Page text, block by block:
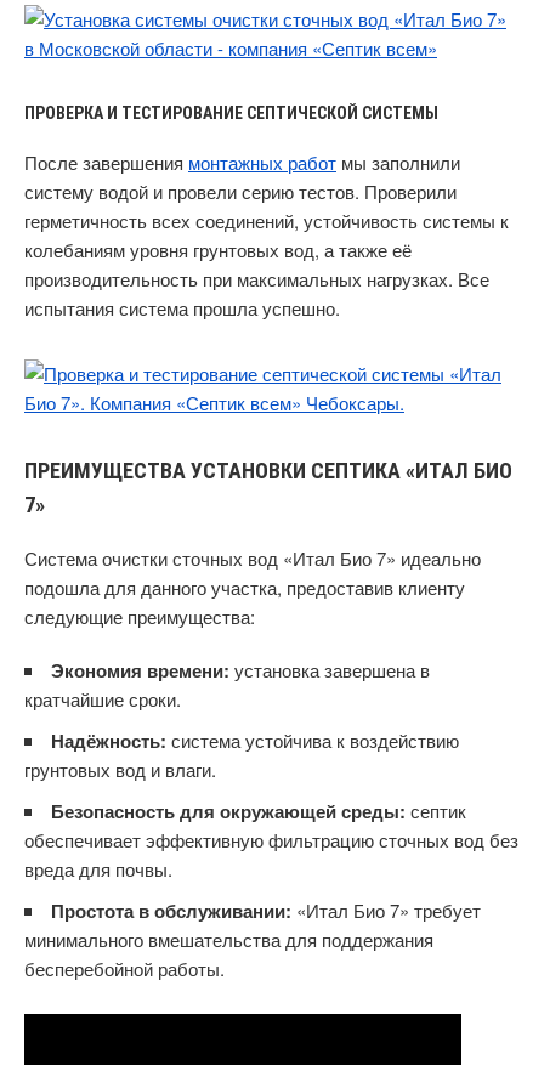
ПРОВЕРКА И ТЕСТИРОВАНИЕ СЕПТИЧЕСКОЙ СИСТЕМЫ
После завершения монтажных работ мы заполнили
систему водой и провели серию тестов. Проверили
герметичность всех соединений, устойчивость системы к
колебаниям уровня грунтовых вод, а также её
производительность при максимальных нагрузках. Все
испытания система прошла успешно.
ПРЕИМУЩЕСТВА УСТАНОВКИ СЕПТИКА «ИТАЛ БИО
7»
Система очистки сточных вод «Итал Био 7» идеально
подошла для данного участка, предоставив клиенту
следующие преимущества:
Экономия времени: установка завершена в
кратчайшие сроки.
Надёжность: система устойчива к воздействию
грунтовых вод и влаги.
Безопасность для окружающей среды: септик
обеспечивает эффективную фильтрацию сточных вод без
вреда для почвы.
Простота в обслуживании: «Итал Био 7» требует
минимального вмешательства для поддержания
бесперебойной работы.